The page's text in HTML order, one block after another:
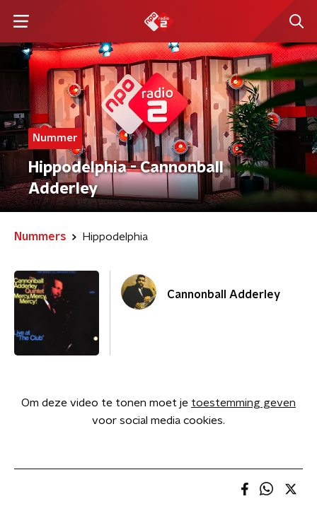
Nummer
Hippodelphia - Cannonball
Adderley
Nummers Hippodelphia
Cannonball Adderley
Om deze video te tonen moet je toestemming geven
voor social media cookies.